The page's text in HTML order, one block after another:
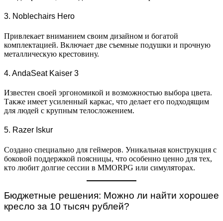
3. Noblechairs Hero
Привлекает вниманием своим дизайном и богатой
комплектацией. Включает две съемные подушки и прочную
металлическую крестовину.
4. AndaSeat Kaiser 3
Известен своей эргономикой и возможностью выбора цвета.
Также имеет усиленный каркас, что делает его подходящим
для людей с крупным телосложением.
5. Razer Iskur
Создано специально для геймеров. Уникальная конструкция с
боковой поддержкой поясницы, что особенно ценно для тех,
кто любит долгие сессии в MMORPG или симуляторах.
Бюджетные решения: Можно ли найти хорошее
кресло за 10 тысяч рублей?